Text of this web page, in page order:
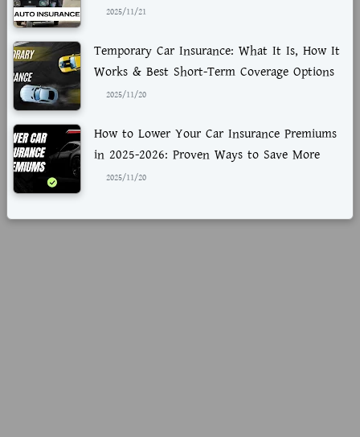
2025/11/21
Temporary Car Insurance: What It Is, How It
Works & Best Short-Term Coverage Options
2025/11/20
How to Lower Your Car Insurance Premiums
in 2025-2026: Proven Ways to Save More
2025/11/20